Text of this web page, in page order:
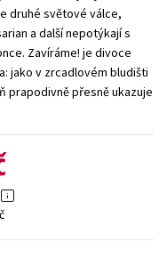
druhé světové válce,
a další nepotýkají s
Zavíráme! je divoce
jako v zrcadlovém bludišti
prapodivně přesně ukazuje